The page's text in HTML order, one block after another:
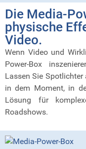
Die Media-
physische
Video.
Wenn Video und
Power-Box
Lassen Sie Spotlichter
in dem Moment, in
Lösung für
Roadshows.